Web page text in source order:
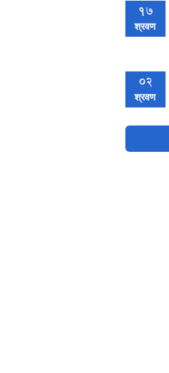
17
श्रवण
02
श्रवण